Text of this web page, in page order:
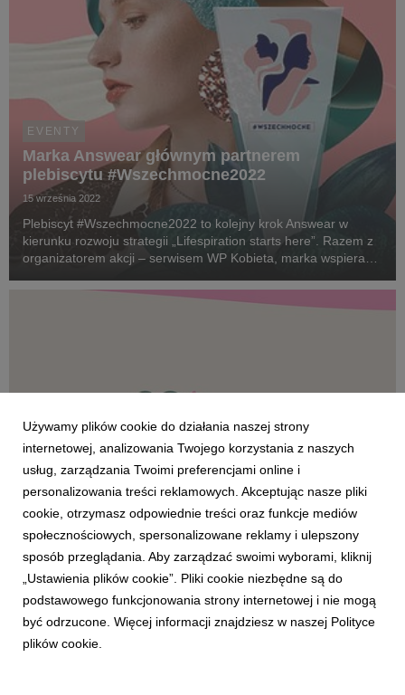
EVENTY
Marka Answear głównym partnerem
plebiscytu #Wszechmocne2022
15 września 2022
Plebiscyt #Wszechmocne2022 to kolejny krok Answear w
kierunku rozwoju strategii „Lifespiration starts here”. Razem z
organizatorem akcji – serwisem WP Kobieta, marka wspiera
ogromnej sile i potencjale, a prz...
EVENTY
Answear.com lifespiruje podczas „Co Jest
Grane Festival. Women’s Voices Edition
inspired by Answear.com”
7 czerwca 2022
Topowe polskie artystki, wspaniałe koncerty, swobodna
piknikowa atmosfera, festiwalowe spotkania i rozmowy o
odwadze i byciu sobą, a także to, co nieodłącznie kojarzy się z
Używamy plików cookie do działania naszej strony
internetowej, analizowania Twojego korzystania z naszych
usług, zarządzania Twoimi preferencjami online i
personalizowania treści reklamowych. Akceptując nasze pliki
cookie, otrzymasz odpowiednie treści oraz funkcje mediów
społecznościowych, spersonalizowane reklamy i ulepszony
sposób przeglądania. Aby zarządzać swoimi wyborami, kliknij
„Ustawienia plików cookie”. Pliki cookie niezbędne są do
podstawowego funkcjonowania strony internetowej i nie mogą
być odrzucone. Więcej informacji znajdziesz w naszej Polityce
plików cookie.